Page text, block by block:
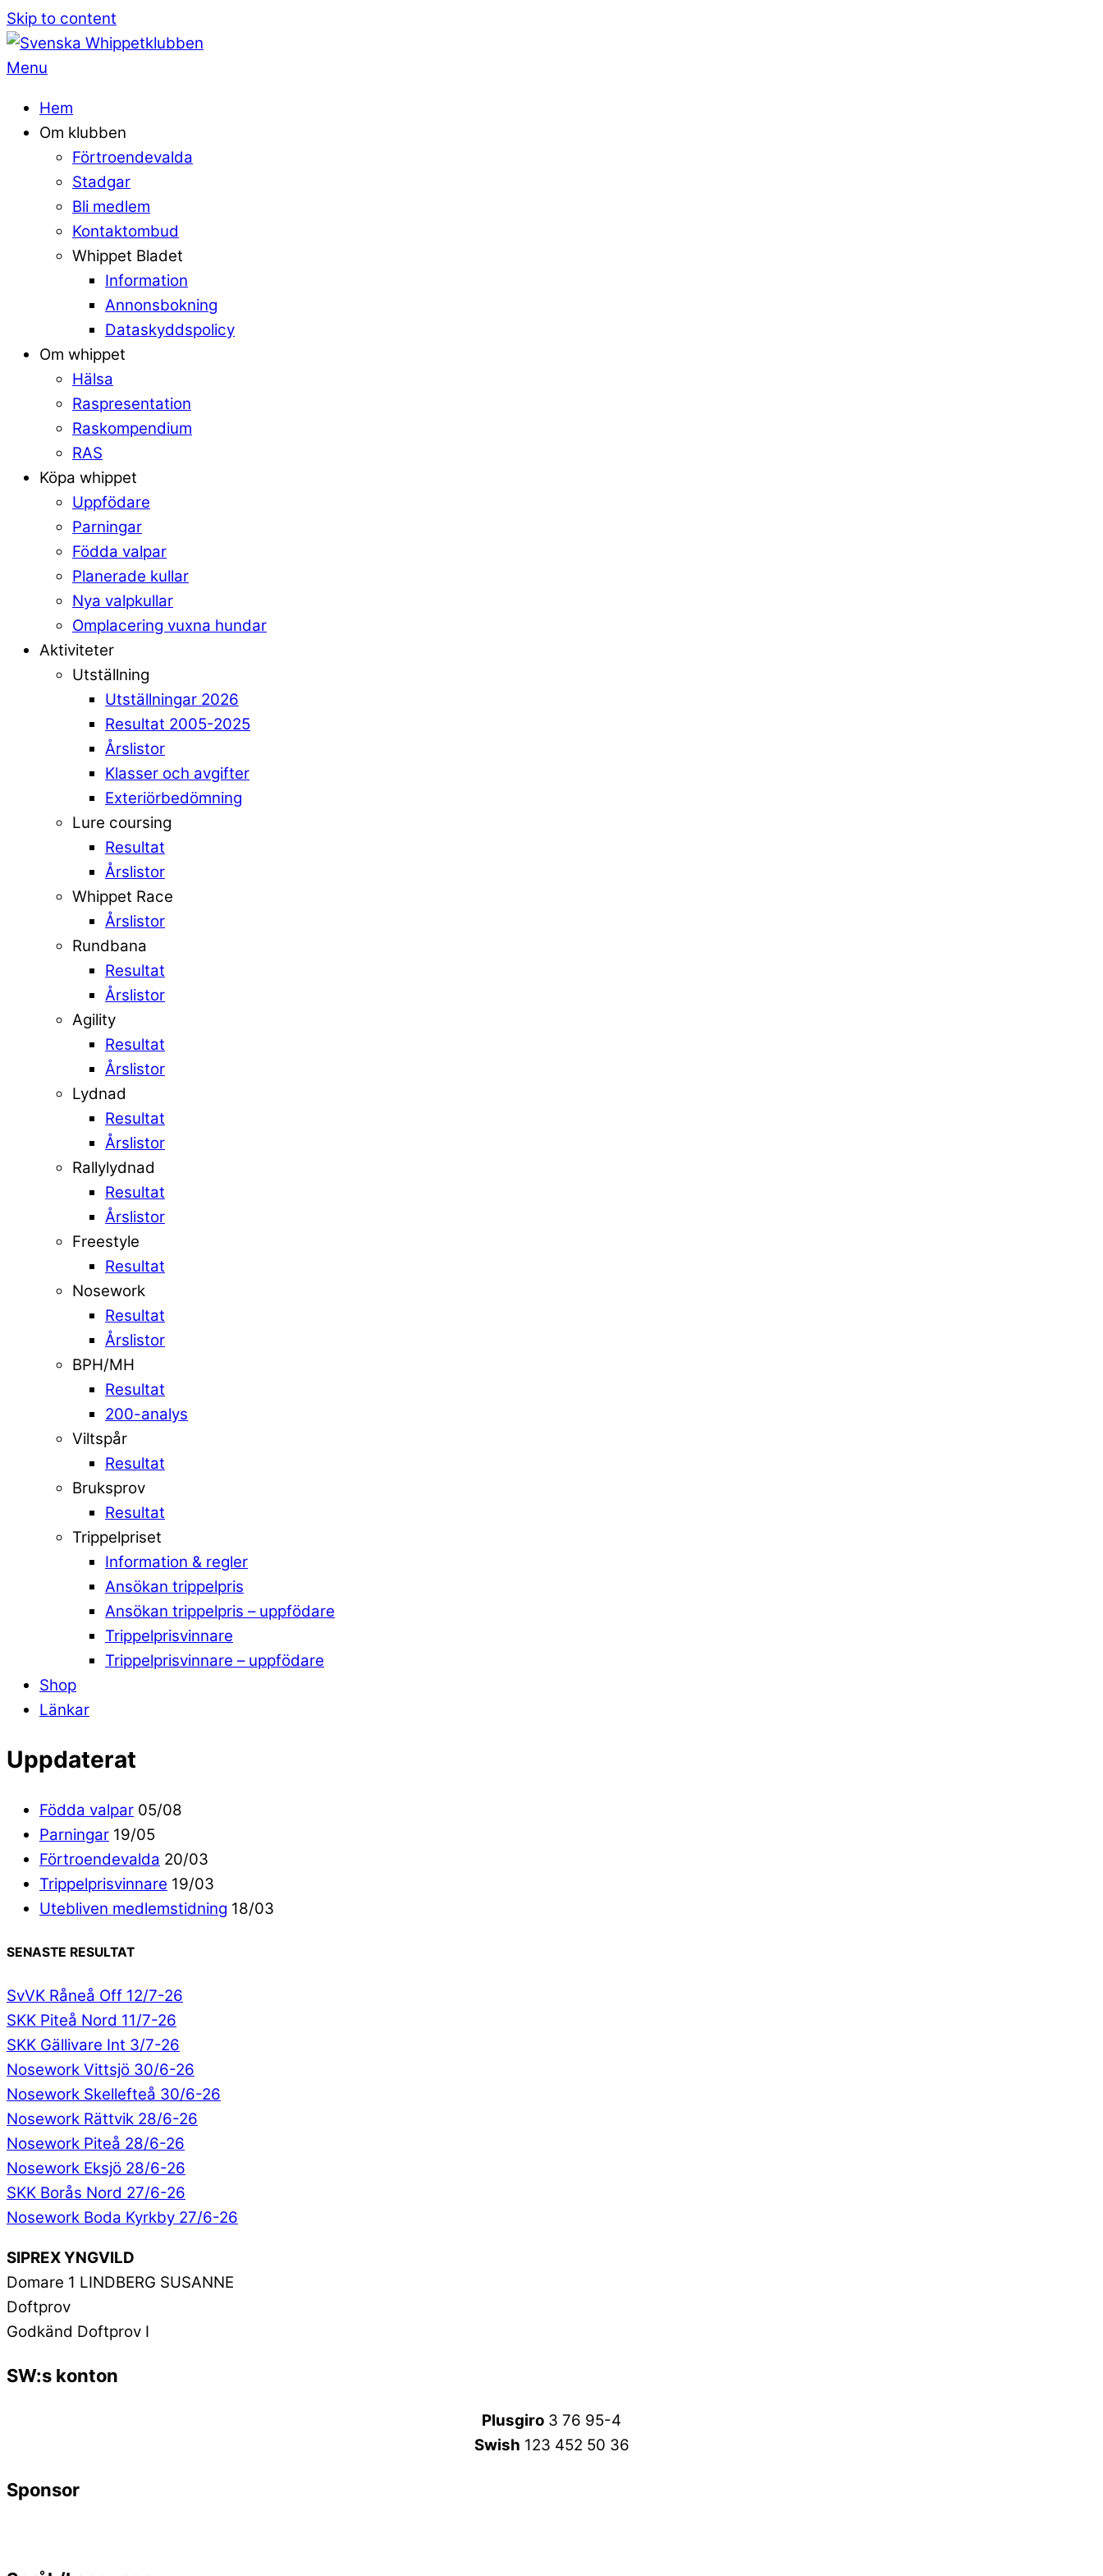
Skip to content
Menu
Hem
Om klubben
Förtroendevalda
Stadgar
Bli medlem
Kontaktombud
Whippet Bladet
Information
Annonsbokning
Dataskyddspolicy
Om whippet
Hälsa
Raspresentation
Raskompendium
RAS
Köpa whippet
Uppfödare
Parningar
Födda valpar
Planerade kullar
Nya valpkullar
Omplacering vuxna hundar
Aktiviteter
Utställning
Utställningar 2026
Resultat 2005-2025
Årslistor
Klasser och avgifter
Exteriörbedömning
Lure coursing
Resultat
Årslistor
Whippet Race
Årslistor
Rundbana
Resultat
Årslistor
Agility
Resultat
Årslistor
Lydnad
Resultat
Årslistor
Rallylydnad
Resultat
Årslistor
Freestyle
Resultat
Nosework
Resultat
Årslistor
BPH/MH
Resultat
200-analys
Viltspår
Resultat
Bruksprov
Resultat
Trippelpriset
Information & regler
Ansökan trippelpris
Ansökan trippelpris – uppfödare
Trippelprisvinnare
Trippelprisvinnare – uppfödare
Shop
Länkar
Uppdaterat
Födda valpar 05/08
Parningar 19/05
Förtroendevalda 20/03
Trippelprisvinnare 19/03
Utebliven medlemstidning 18/03
SENASTE RESULTAT
SvVK Råneå Off 12/7-26
SKK Piteå Nord 11/7-26
SKK Gällivare Int 3/7-26
Nosework Vittsjö 30/6-26
Nosework Skellefteå 30/6-26
Nosework Rättvik 28/6-26
Nosework Piteå 28/6-26
Nosework Eksjö 28/6-26
SKK Borås Nord 27/6-26
Nosework Boda Kyrkby 27/6-26
SIPREX YNGVILD
Domare 1 LINDBERG SUSANNE
Doftprov
Godkänd Doftprov I
SW:s konton
Plusgiro 3 76 95-4
Swish 123 452 50 36
Sponsor